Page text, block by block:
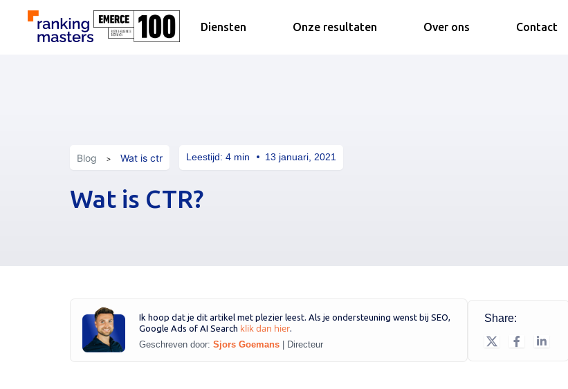
Diensten Onze resultaten Over ons Contact
Blog Wat is ctr Leestijd: 4 min 13 januari, 2021
Wat is CTR?
Ik hoop dat je dit artikel met plezier leest. Als je ondersteuning wenst bij SEO,
Google Ads of AI Search klik dan hier.
Geschreven door: Sjors Goemans |Directeur
Share: